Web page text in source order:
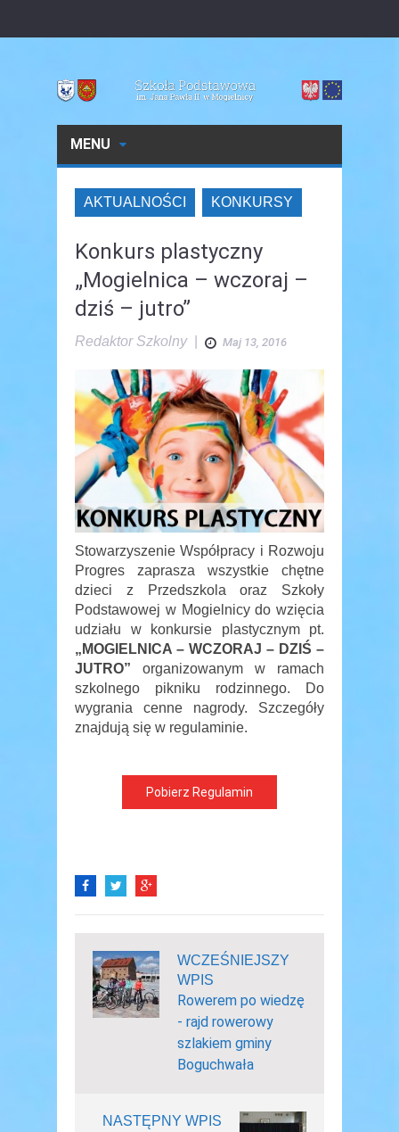
MENU
AKTUALNOŚCI KONKURSY
Konkurs plastyczny
„Mogielnica – wczoraj –
dziś – jutro”
Redaktor Szkolny| Maj 13, 2016
Stowarzyszenie Współpracy i Rozwoju
Progres zaprasza wszystkie chętne
dzieci z Przedszkola oraz Szkoły
Podstawowej w Mogielnicy do wzięcia
udziału w konkursie plastycznym pt.
„MOGIELNICA – WCZORAJ – DZIŚ –
JUTRO” organizowanym w ramach
szkolnego pikniku rodzinnego. Do
wygrania cenne nagrody. Szczegóły
znajdują się w regulaminie.
Pobierz Regulamin
WCZEŚNIEJSZY
WPIS
Rowerem po wiedzę
- rajd rowerowy
szlakiem gminy
Boguchwała
NASTĘPNY WPIS